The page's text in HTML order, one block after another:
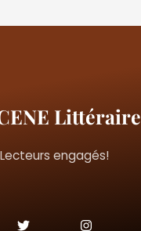
Littéraire
Lecteurs engagés!
w n